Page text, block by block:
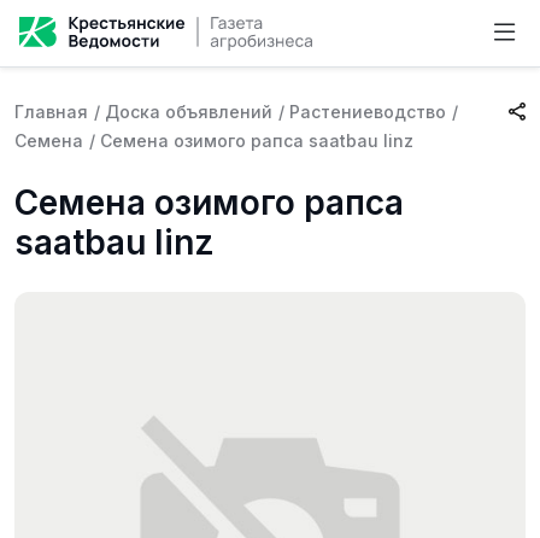
Главная / Доска объявлений / Растениеводство /
Семена / Семена озимого рапса saatbau linz
Семена озимого рапса
saatbau linz